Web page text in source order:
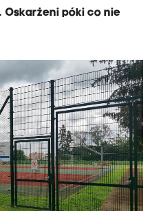
Oskarżeni póki co nie